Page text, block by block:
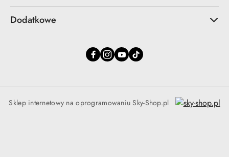
Dodatkowe
Sklep internetowy na oprogramowaniu Sky-Shop.pl